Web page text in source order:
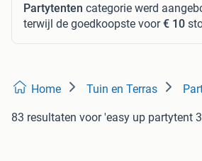
Partytenten categorie werd
terwijl de goedkoopste voor€ 10
Home Tuin en Terras
83 resultaten voor 'easy up partytent